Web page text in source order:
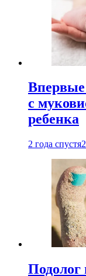
с
ребенка
2 года спустя
Подолог